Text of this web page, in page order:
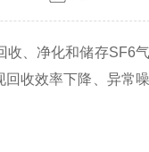
收、净化和储存SF6
收效率下降、异常